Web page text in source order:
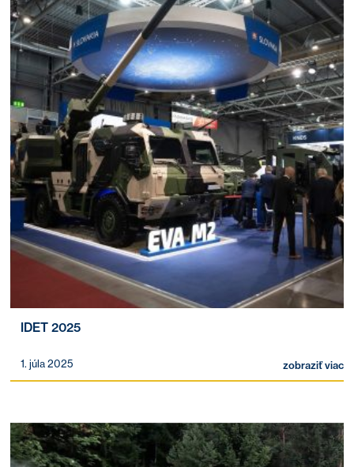
IDET 2025
1. júla 2025 zobraziť viac